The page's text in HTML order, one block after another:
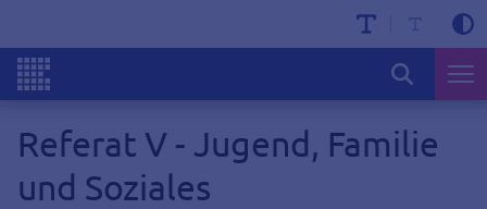
Referat V - Jugend, Familie
und Soziales